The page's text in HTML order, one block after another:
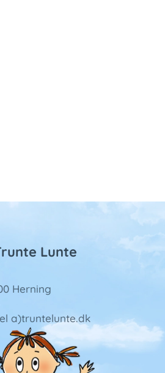
Lunte
Herning
a)truntelunte.dk